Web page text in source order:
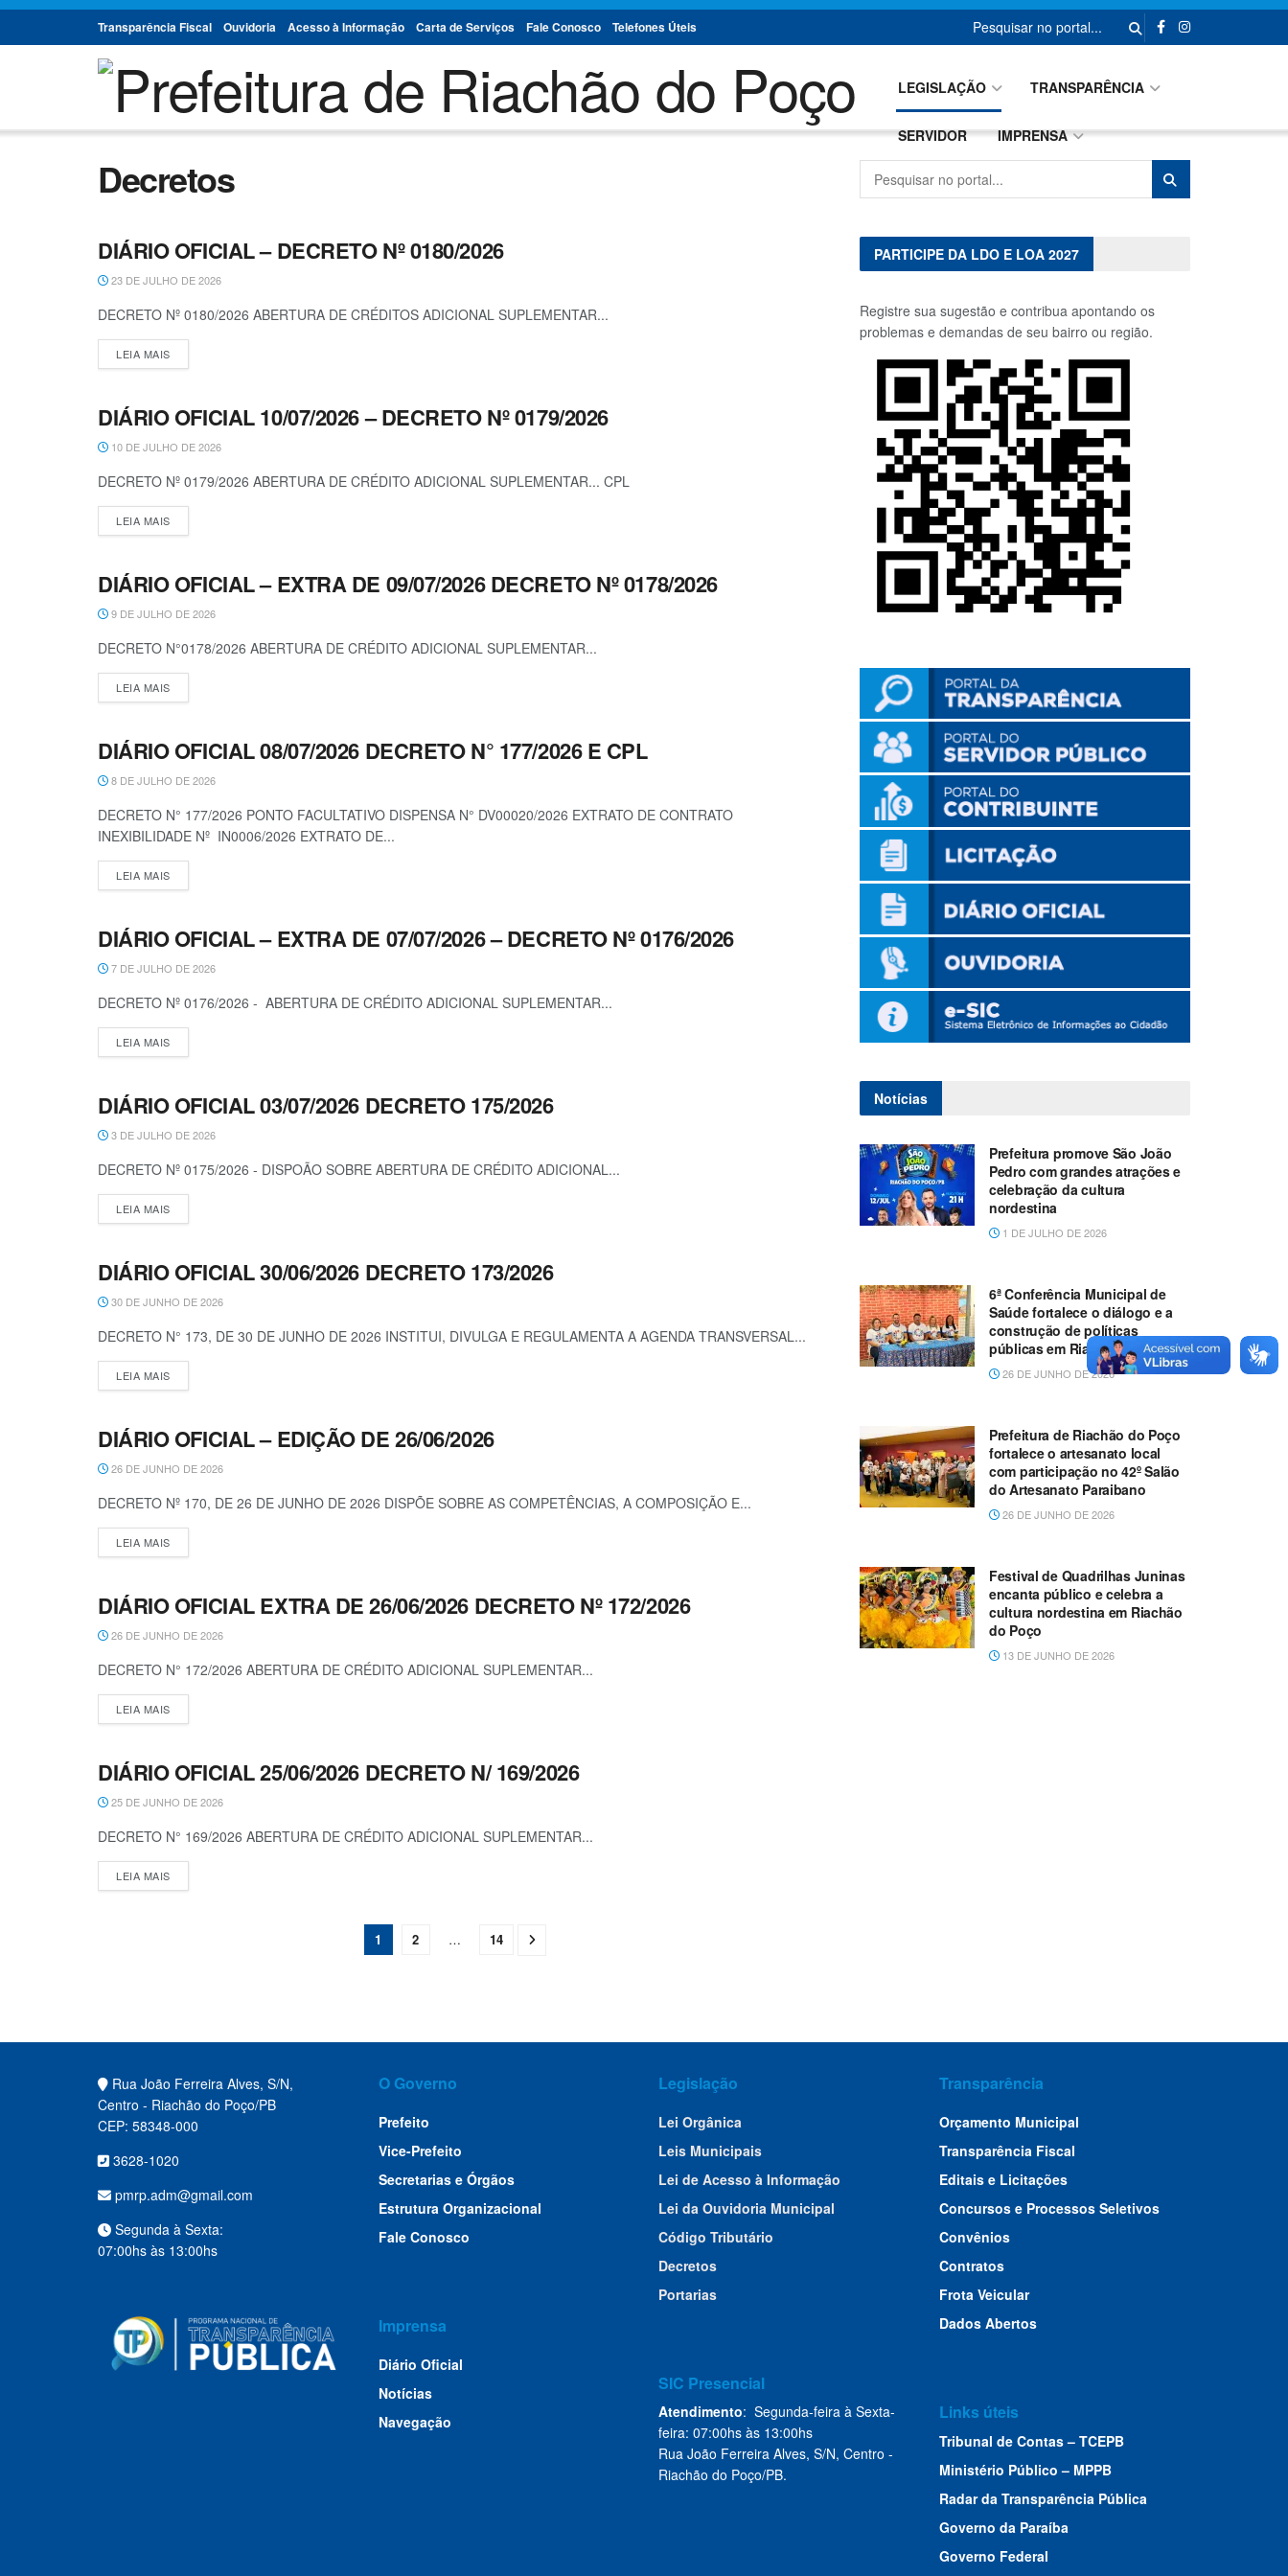
Transparência Fiscal Ouvidoria Acesso à Informação Carta de Serviços Fale Conosco Telefones Úteis
GOVERNO
LEGISLAÇÃO TRANSPARÊNCIA
SERVIDOR IMPRENSA
Decretos
DECRETOS
DIÁRIO OFICIAL – DECRETO Nº 0180/2026
23 DE JULHO DE 2026
DECRETO Nº 0180/2026 ABERTURA DE CRÉDITOS ADICIONAL SUPLEMENTAR...
LEIA MAIS
DECRETOS
DIÁRIO OFICIAL 10/07/2026 – DECRETO Nº 0179/2026
10 DE JULHO DE 2026
DECRETO Nº 0179/2026 ABERTURA DE CRÉDITO ADICIONAL SUPLEMENTAR... CPL
LEIA MAIS
DECRETOS
DIÁRIO OFICIAL – EXTRA DE 09/07/2026 DECRETO Nº 0178/2026
9 DE JULHO DE 2026
DECRETO N°0178/2026 ABERTURA DE CRÉDITO ADICIONAL SUPLEMENTAR...
LEIA MAIS
DECRETOS
DIÁRIO OFICIAL 08/07/2026 DECRETO N° 177/2026 E CPL
8 DE JULHO DE 2026
DECRETO N° 177/2026 PONTO FACULTATIVO DISPENSA N° DV00020/2026 EXTRATO DE CONTRATO
INEXIBILIDADE Nº IN0006/2026 EXTRATO DE...
LEIA MAIS
DECRETOS
DIÁRIO OFICIAL – EXTRA DE 07/07/2026 – DECRETO Nº 0176/2026
7 DE JULHO DE 2026
DECRETO Nº 0176/2026 - ABERTURA DE CRÉDITO ADICIONAL SUPLEMENTAR...
LEIA MAIS
DECRETOS
DIÁRIO OFICIAL 03/07/2026 DECRETO 175/2026
3 DE JULHO DE 2026
DECRETO Nº 0175/2026 - DISPOÃO SOBRE ABERTURA DE CRÉDITO ADICIONAL...
LEIA MAIS
DECRETOS
DIÁRIO OFICIAL 30/06/2026 DECRETO 173/2026
30 DE JUNHO DE 2026
DECRETO N° 173, DE 30 DE JUNHO DE 2026 INSTITUI, DIVULGA E REGULAMENTA A AGENDA TRANSVERSAL...
LEIA MAIS
DECRETOS
DIÁRIO OFICIAL – EDIÇÃO DE 26/06/2026
26 DE JUNHO DE 2026
DECRETO Nº 170, DE 26 DE JUNHO DE 2026 DISPÕE SOBRE AS COMPETÊNCIAS, A COMPOSIÇÃO E...
LEIA MAIS
DECRETOS
DIÁRIO OFICIAL EXTRA DE 26/06/2026 DECRETO Nº 172/2026
26 DE JUNHO DE 2026
DECRETO N° 172/2026 ABERTURA DE CRÉDITO ADICIONAL SUPLEMENTAR...
LEIA MAIS
DECRETOS
DIÁRIO OFICIAL 25/06/2026 DECRETO N/ 169/2026
25 DE JUNHO DE 2026
DECRETO N° 169/2026 ABERTURA DE CRÉDITO ADICIONAL SUPLEMENTAR...
LEIA MAIS
1 2 … 14
PARTICIPE DA LDO E LOA 2027
Registre sua sugestão e contribua apontando os
problemas e demandas de seu bairro ou região.
Notícias
Prefeitura promove São João
Pedro com grandes atrações e
celebração da cultura
nordestina
1 DE JULHO DE 2026
6ª Conferência Municipal de
Saúde fortalece o diálogo e a
construção de políticas
públicas em Riachão do Poço
26 DE JUNHO DE 2026
Prefeitura de Riachão do Poço
fortalece o artesanato local
com participação no 42º Salão
do Artesanato Paraibano
26 DE JUNHO DE 2026
Festival de Quadrilhas Juninas
encanta público e celebra a
cultura nordestina em Riachão
do Poço
13 DE JUNHO DE 2026
Rua João Ferreira Alves, S/N,
Centro - Riachão do Poço/PB
CEP: 58348-000
3628-1020
pmrp.adm@gmail.com
Segunda à Sexta:
07:00hs às 13:00hs
O Governo
Prefeito
Vice-Prefeito
Secretarias e Órgãos
Estrutura Organizacional
Fale Conosco
Imprensa
Diário Oficial
Notícias
Navegação
Legislação
Lei Orgânica
Leis Municipais
Lei de Acesso à Informação
Lei da Ouvidoria Municipal
Código Tributário
Decretos
Portarias
SIC Presencial
Atendimento: Segunda-feira à Sexta-
feira: 07:00hs às 13:00hs
Rua João Ferreira Alves, S/N, Centro -
Riachão do Poço/PB.
Transparência
Orçamento Municipal
Transparência Fiscal
Editais e Licitações
Concursos e Processos Seletivos
Convênios
Contratos
Frota Veicular
Dados Abertos
Links úteis
Tribunal de Contas – TCEPB
Ministério Público – MPPB
Radar da Transparência Pública
Governo da Paraíba
Governo Federal